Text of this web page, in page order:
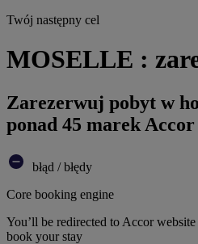
Twój następny cel
MOSELLE :
Zarezerwuj pobyt w
ponad 45 marek Accor
błąd / błędy
Core booking engine
You’ll be redirected to Accor
book your stay